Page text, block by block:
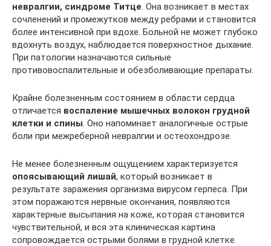
невралгии, синдроме Титце. Она возникает в местах
сочленений и промежутков между ребрами и становится
более интенсивной при вдохе. Больной не может глубоко
вдохнуть воздух, наблюдается поверхностное дыхание.
При патологии назначаются сильные
противовоспалительные и обезболивающие препараты.
Крайне болезненным состоянием в области сердца
отличается воспаление мышечных волокон грудной
клетки и спины. Оно напоминает аналогичные острые
боли при межреберной невралгии и остеохондрозе.
Не менее болезненным ощущением характеризуется
опоясывающий лишай, который возникает в
результате заражения организма вирусом герпеса. При
этом поражаются нервные окончания, появляются
характерные высыпания на коже, которая становится
чувствительной, и вся эта клиническая картина
сопровождается острыми болями в грудной клетке.